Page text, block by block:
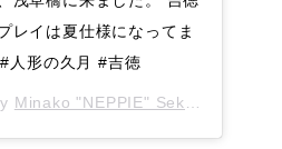
レイは夏仕様になってま
人形の久月 #吉徳
Minako "NEPPIE" Seki